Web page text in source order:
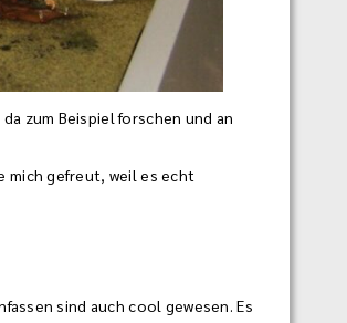
zum Beispiel forschen und an
mich gefreut, weil es echt
sind auch cool gewesen. Es